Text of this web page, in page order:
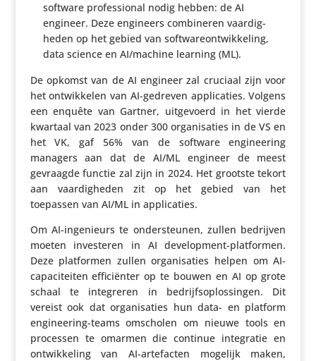
software profes­si­onal nodig hebben: de AI
engineer. Deze engineers combi­neren vaar­dig­
heden op het gebied van soft­wa­re­ont­wik­ke­ling,
data science en AI/​machine learning (ML).
De opkomst van de AI engineer zal cruciaal zijn voor
het ontwik­kelen van AI-gedreven appli­ca­ties. Volgens
een enquête van Gartner, uitge­voerd in het vierde
kwartaal van 2023 onder 300 orga­ni­sa­ties in de VS en
het VK, gaf 56% van de software engi­nee­ring
managers aan dat de AI/​ML engineer de meest
gevraagde functie zal zijn in 2024. Het grootste tekort
aan vaar­dig­heden zit op het gebied van het
toepassen van AI/​ML in applicaties.
Om AI-inge­ni­eurs te onder­steunen, zullen bedrijven
moeten inves­teren in AI devel­op­ment-plat­formen.
Deze plat­formen zullen orga­ni­sa­ties helpen om AI-
capa­ci­teiten effi­ci­ënter op te bouwen en AI op grote
schaal te inte­greren in bedrijfs­op­los­singen. Dit
vereist ook dat orga­ni­sa­ties hun data- en platform
engi­nee­ring-teams omscholen om nieuwe tools en
processen te omarmen die continue inte­gratie en
ontwik­ke­ling van AI-arte­facten mogelijk maken,